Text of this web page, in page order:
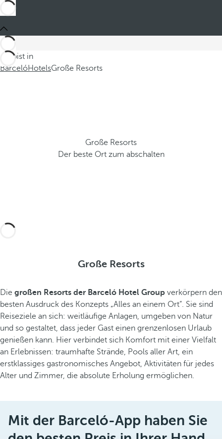
Du bist in
BarcelóHotelsGroße Resorts
Große Resorts
Der beste Ort zum abschalten
Große Resorts
Die großen Resorts der Barceló Hotel Group verkörpern den
besten Ausdruck des Konzepts „Alles an einem Ort“. Sie sind
Reiseziele an sich: weitläufige Anlagen, umgeben von Natur
und so gestaltet, dass jeder Gast einen grenzenlosen Urlaub
genießen kann. Hier verbindet sich Komfort mit einer Vielfalt
an Erlebnissen: traumhafte Strände, Pools aller Art, ein
erstklassiges gastronomisches Angebot, Aktivitäten für jedes
Alter und Zimmer, die absolute Erholung ermöglichen.
Mit der Barceló-App haben Sie